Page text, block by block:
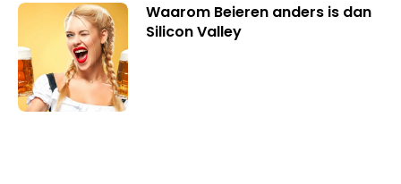
Waarom Beieren anders is dan
Silicon Valley